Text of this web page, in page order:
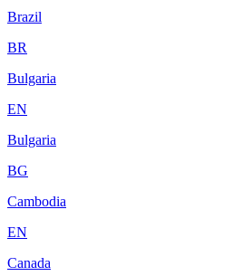
Brazil
BR
Bulgaria
EN
Bulgaria
BG
Cambodia
EN
Canada